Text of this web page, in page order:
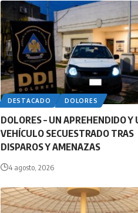
DESTACADO DOLORES
DOLORES – UN APREHENDIDO Y
VEHÍCULO SECUESTRADO TRAS
DISPAROS Y AMENAZAS
4 agosto, 2026